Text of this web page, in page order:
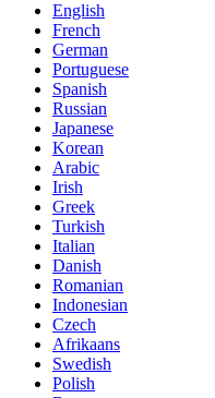
English
French
German
Portuguese
Spanish
Russian
Japanese
Korean
Arabic
Irish
Greek
Turkish
Italian
Danish
Romanian
Indonesian
Czech
Afrikaans
Swedish
Polish